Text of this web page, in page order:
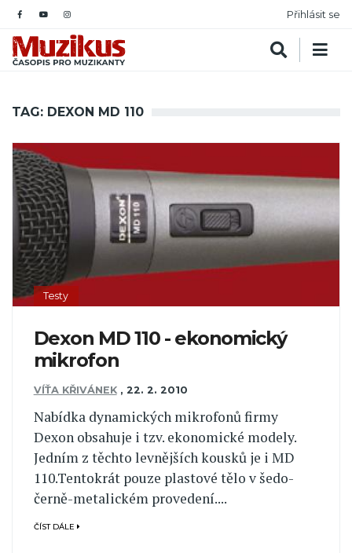
Přihlásit se
TAG: DEXON MD 110
Testy
Dexon MD 110 - ekonomický
mikrofon
VÍŤA KŘIVÁNEK , 22. 2. 2010
Nabídka dynamických mikrofonů firmy
Dexon obsahuje i tzv. ekonomické modely.
Jedním z těchto levnějších kousků je i MD
110.Tentokrát pouze plastové tělo v šedo-
černě-metalickém provedení....
ČÍST DÁLE